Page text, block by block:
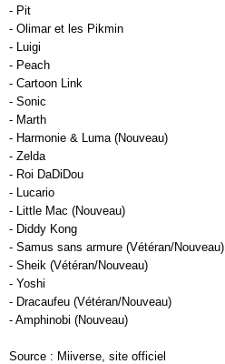
- Pit
- Olimar et les Pikmin
- Luigi
- Peach
- Cartoon Link
- Sonic
- Marth
- Harmonie & Luma (Nouveau)
- Zelda
- Roi DaDiDou
- Lucario
- Little Mac (Nouveau)
- Diddy Kong
- Samus sans armure (Vétéran/Nouveau)
- Sheik (Vétéran/Nouveau)
- Yoshi
- Dracaufeu (Vétéran/Nouveau)
- Amphinobi (Nouveau)
Source : Miiverse, site officiel